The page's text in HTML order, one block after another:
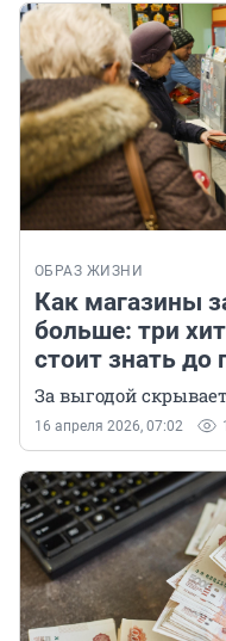
ОБРАЗ ЖИЗНИ
Как магазины
больше: три
стоит знать до
За выгодой
16 апреля 2026, 07:02